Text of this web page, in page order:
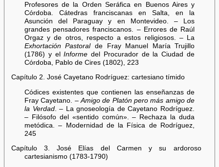
Profesores de la Orden Seráfica en Buenos Aires y
Córdoba. Cátedras franciscanas en Salta, en la
Asunción del Paraguay y en Montevideo. – Los
grandes pensadores franciscanos. – Errores de Raúl
Orgaz y de otros, respecto a estos religiosos. – La
Exhortación Pastoralde Fray Manuel María Trujillo
(1786) y elInforme del Procurador de la Ciudad de
Córdoba, Pablo de Cires (1802), 223
Capítulo 2. José Cayetano Rodríguez: cartesiano tímido
Códices existentes que contienen las enseñanzas de
Fray Cayetano. – Amigo de Platón pero más amigo de
la Verdad. – La gnoseología de Cayetano Rodríguez.
– Filósofo del «sentido común». – Rechaza la duda
metódica. – Modernidad de la Física de Rodríguez,
245
Capítulo 3. José Elías del Carmen y su ardoroso
cartesianismo (1783-1790)